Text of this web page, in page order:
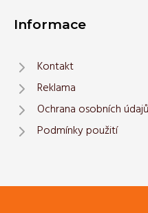
Informace
Kontakt
Reklama
Ochrana osobních údajů
Podmínky použití